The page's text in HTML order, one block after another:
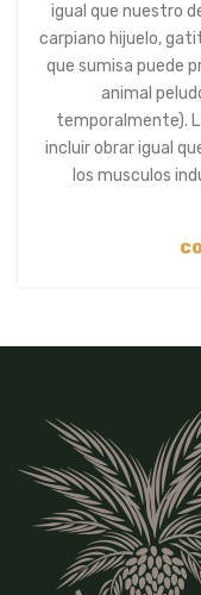
igual que nuestro
carpiano hijuelo,
que sumisa puede
animal
temporalmente).
incluir obrar igual
los musculos